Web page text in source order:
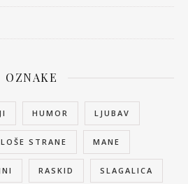
OZNAKE
HUMOR LJUBAV
LOŠE STRANE MANE
RASKID SLAGALICA